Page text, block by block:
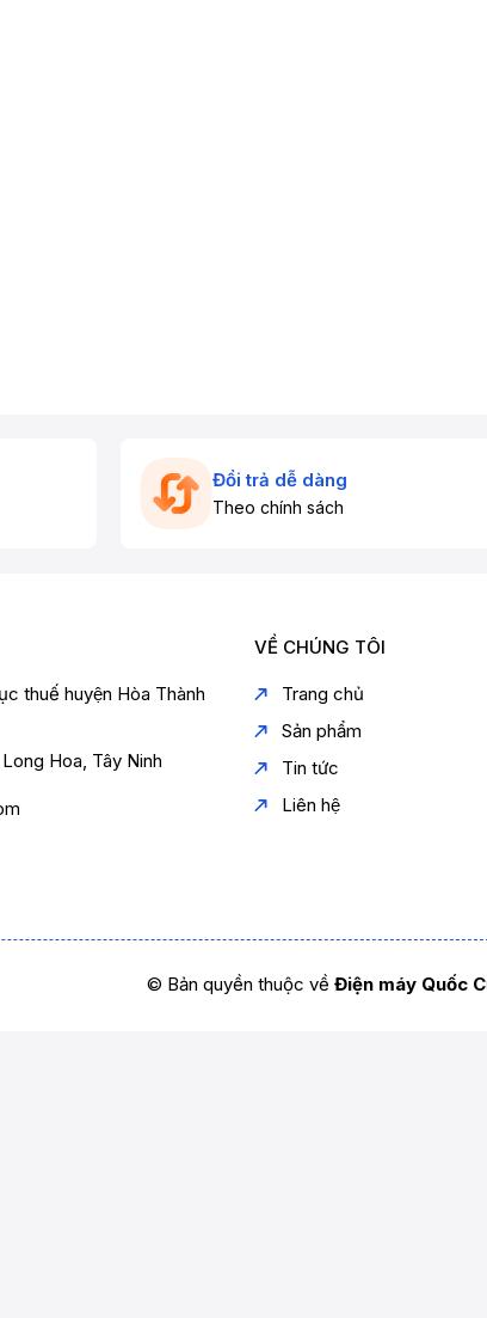
Đổi trả dễ dàng
Theo chính sách
thuế huyện Hòa Thành
Hoa, Tây Ninh
VỀ CHÚNG TÔI
Trang chủ
Sản phẩm
Tin tức
Liên hệ
© Bản quyền thuộc về Điện máy Quốc